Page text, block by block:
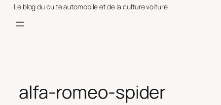
Le blog du culte automobile et de la culture voiture
alfa-romeo-spider